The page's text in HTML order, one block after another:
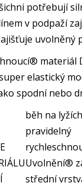
potřebují
v podpaží
uvolněný
materiál
elastický
spodní nebo
běh na
pravidelný
Uvolnění®
střední